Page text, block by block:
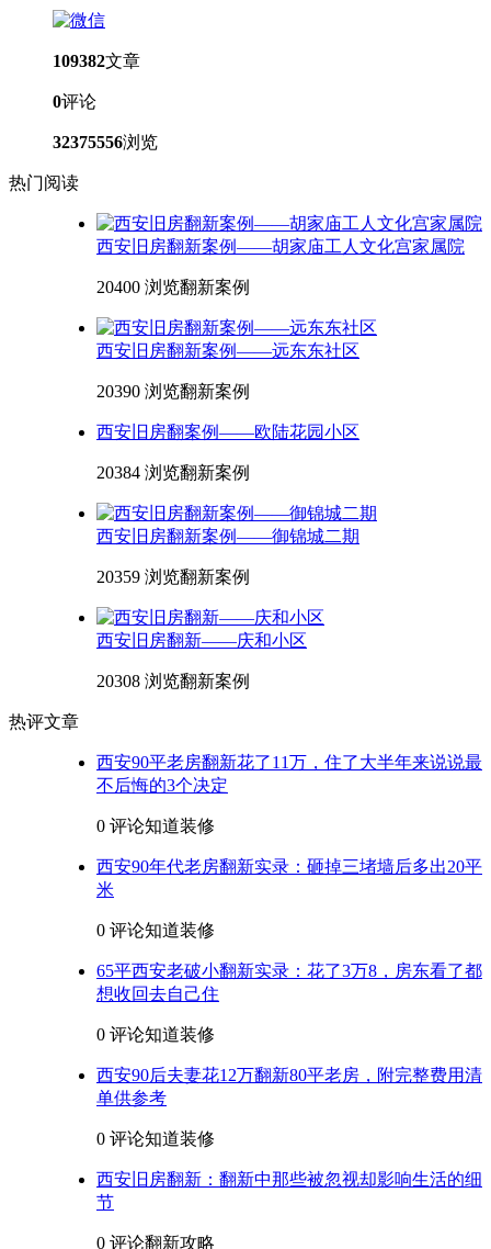
109382文章
0评论
32375556浏览
热门阅读
西安旧房翻新案例——胡家庙工人文化宫家属院
20400 浏览翻新案例
西安旧房翻新案例——远东东社区
20390 浏览翻新案例
西安旧房翻案例——欧陆花园小区
20384 浏览翻新案例
西安旧房翻新案例——御锦城二期
20359 浏览翻新案例
西安旧房翻新——庆和小区
20308 浏览翻新案例
热评文章
西安90平老房翻新花了11万，住了大半年来说说最
不后悔的3个决定
0 评论知道装修
西安90年代老房翻新实录：砸掉三堵墙后多出20平
米
0 评论知道装修
65平西安老破小翻新实录：花了3万8，房东看了都
想收回去自己住
0 评论知道装修
西安90后夫妻花12万翻新80平老房，附完整费用清
单供参考
0 评论知道装修
西安旧房翻新：翻新中那些被忽视却影响生活的细
节
0 评论翻新攻略